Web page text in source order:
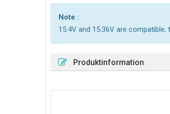
Note :
15.4V and 15.36V are
Produktinformation